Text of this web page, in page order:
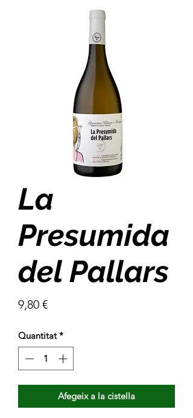
La
Presumida
del Pallars
9,80 €Price
Quantitat *
Afegeix a la cistella